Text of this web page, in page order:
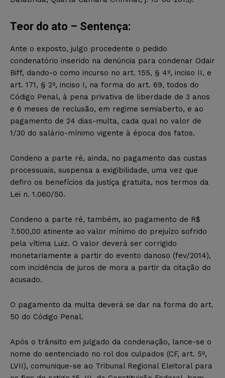
Teor do ato – Sentença:
Ante o exposto, julgo procedente o pedido
condenatório inserido na denúncia para condenar Odair
Biff, dando-o como incurso no art. 155, § 4º, inciso II, e
art. 171, § 2º, inciso I, na forma do art. 69, todos do
Código Penal, à pena privativa de liberdade de 3 anos
e 6 meses de reclusão, em regime semiaberto, e ao
pagamento de 24 dias-multa, cada qual no valor de
1/30 do salário-mínimo vigente à época dos fatos.
Condeno a parte ré, ainda, no pagamento das custas
processuais, suspensa a exigibilidade, uma vez que
defiro os benefícios da justiça gratuita, nos termos da
Lei n. 1.060/50.
Condeno a parte ré, também, ao pagamento de R$
7.500,00 atinente ao valor mínimo do prejuízo sofrido
pela vítima Luiz. O valor deverá ser corrigido
monetariamente a partir do evento danoso (fev/2014),
com incidência de juros de mora a partir da citação do
acusado.
O pagamento da multa deverá se dar na forma do art.
50 do Código Penal.
Após o trânsito em julgado da condenação, lance-se o
nome do sentenciado no rol dos culpados (CF, art. 5º,
LVII), comunique-se ao Tribunal Regional Eleitoral para